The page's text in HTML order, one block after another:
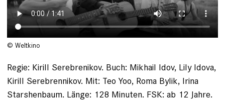
© Weltkino
Regie: Kirill Serebrenikov. Buch: Mikhail Idov, Lily Idova,
Kirill Serebrennikov. Mit: Teo Yoo, Roma Bylik, Irina
Starshenbaum. Länge: 128 Minuten. FSK: ab 12 Jahre.